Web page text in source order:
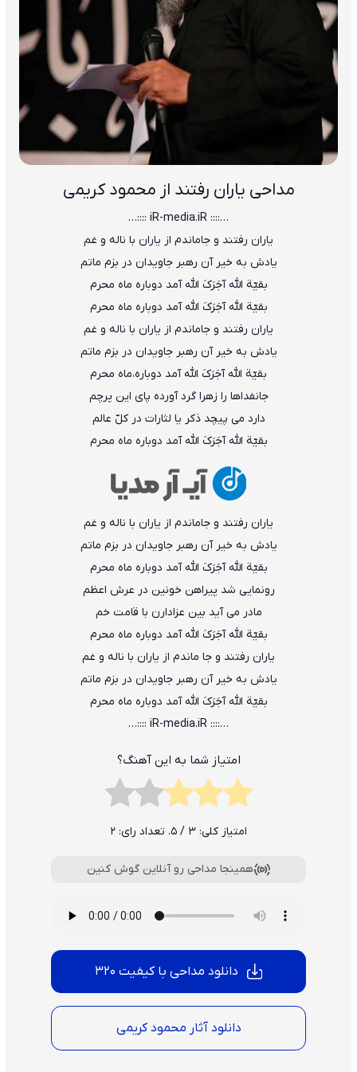
مداحی یاران رفتند از محمود کریمی
…:::: iR-media.iR ::::…
یاران رفتند و جاماندم از یاران با ناله و غم
یادش به خیر آن رهبر جاویدان در بزم ماتم
بقیّة الله آجَرَکَ الله آمد دوباره ماه محرم
بقیّة الله آجَرَکَ الله آمد دوباره ماه محرم
یاران رفتند و جاماندم از یاران با ناله و غم
یادش به خیر آن رهبر جاویدان در بزم ماتم
بقیّة الله آجَرَکَ الله آمد دوباره،ماه محرم
جانفداها را زهرا گرد آورده پای این پرچم
دارد می پیچد ذکر یا لثارات در کلّ عالم
بقیّة الله آجَرَکَ الله آمد دوباره ماه محرم
یاران رفتند و جاماندم از یاران با ناله و غم
یادش به خیر آن رهبر جاویدان در بزم ماتم
بقیّة الله آجَرَکَ الله آمد دوباره ماه محرم
رونمایی شد پیراهن خونین در عرش اعظم
مادر می آید بین عزادارن با قامت خم
بقیّة الله آجَرَکَ الله آمد دوباره ماه محرم
یاران رفتند‌ و جا ماندم از یاران با ناله و غم
یادش به خیر آن رهبر جاویدان در بزم ماتم
بقیّة الله آجَرَکَ الله آمد دوباره ماه محرم
…:::: iR-media.iR ::::…
امتیاز شما به این آهنگ؟
امتیاز کلی: 3 / 5. تعداد رای: 2
همینجا مداحی رو آنلاین گوش کنین
دانلود مداحی با کیفیت 320
دانلود آثار محمود کریمی